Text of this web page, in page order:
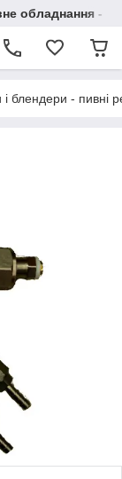
обладнання - в
і блендери - пивні